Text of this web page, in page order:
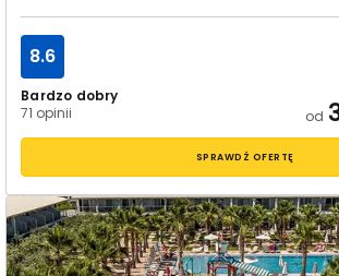
Bardzo dobry
71 opinii
8.6
od
SPRAWDŹ OFERTĘ